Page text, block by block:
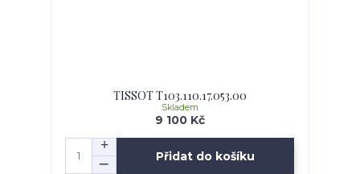
TISSOT T103.110.17.053.00
9 100 Kč
Skladem
Přidat do košíku